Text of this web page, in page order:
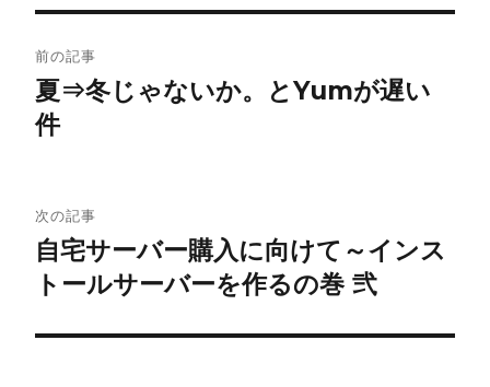
稿
ナ
ゲ
ー
前の記事
夏⇒冬じゃないか。とYumが遅い
件
次の記事
自宅サーバー購入に向けて～インス
トールサーバーを作るの巻 弐